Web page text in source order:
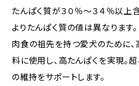
たんぱく質が３０％〜３４％以上
よりたんぱく質の値は異なります。
肉食の祖先を持つ愛犬のために
料に使用し、高たんぱくを実現
の維持をサポートします。